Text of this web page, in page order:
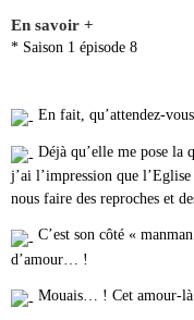
En savoir +
* Saison 1 épisode 8
En fait, qu’attendez-
Déjà qu’elle me pose la
j’ai l’impression que
nous faire des reproches et
C’est son côté «
d’amour… !
Mouais… ! Cet amour-là